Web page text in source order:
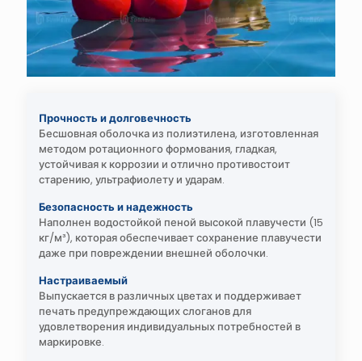
Прочность и долговечность
Бесшовная оболочка из полиэтилена, изготовленная
методом ротационного формования, гладкая,
устойчивая к коррозии и отлично противостоит
старению, ультрафиолету и ударам.
Безопасность и надежность
Наполнен водостойкой пеной высокой плавучести (15
кг/м³), которая обеспечивает сохранение плавучести
даже при повреждении внешней оболочки.
Настраиваемый
Выпускается в различных цветах и поддерживает
печать предупреждающих слоганов для
удовлетворения индивидуальных потребностей в
маркировке.